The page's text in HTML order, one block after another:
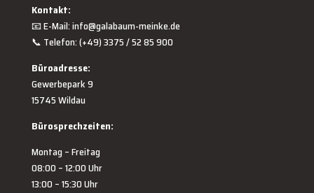
Kontakt:
📧 E-Mail:info@galabaum-meinke.de
📞 Telefon: (+49) 3375 / 52 85 900
Büroadresse:
Gewerbepark 9
15745 Wildau
Bürosprechzeiten:
Montag – Freitag
08:00 – 12:00 Uhr
13:00 – 15:30 Uhr